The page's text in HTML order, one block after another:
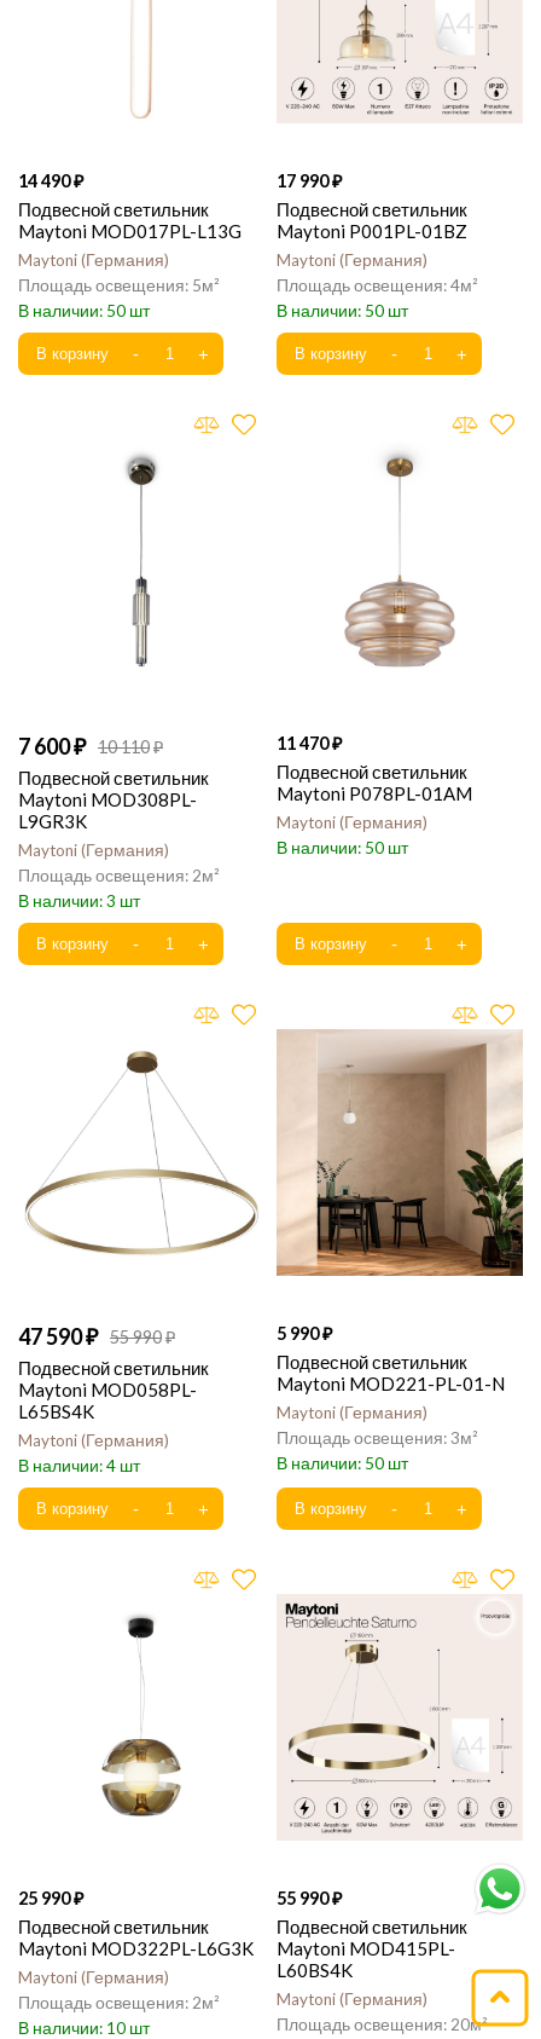
14 490
Подвесной светильник
Maytoni MOD017PL-L13G
Maytoni Германия
5
50
17 990
Подвесной светильник
Maytoni P001PL-01BZ
Maytoni Германия
4
50
7 600 10 110
Подвесной светильник
Maytoni MOD308PL-
L9GR3K
Maytoni Германия
2
3
11 470
Подвесной светильник
Maytoni P078PL-01AM
Maytoni Германия
50
47 590 55 990
Подвесной светильник
Maytoni MOD058PL-
L65BS4K
Maytoni Германия
4
5 990
Подвесной светильник
Maytoni MOD221-PL-01-N
Maytoni Германия
3
50
25 990
Подвесной светильник
Maytoni MOD322PL-L6G3K
Maytoni Германия
2
10
55 990
Подвесной светильник
Maytoni MOD415PL-
L60BS4K
Maytoni Германия
20